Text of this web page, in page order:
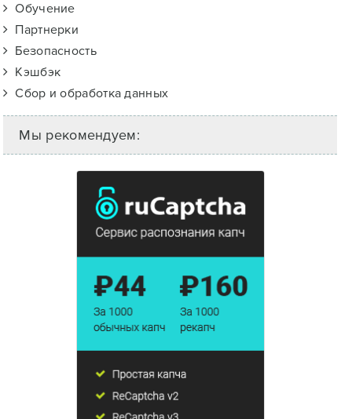
Обучение
Партнерки
Безопасность
Кэшбэк
Сбор и обработка данных
Мы рекомендуем: